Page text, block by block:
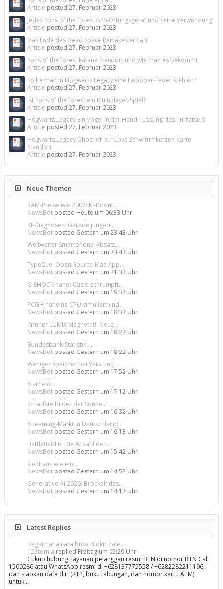
Article posted 27. Februar 2023
Jedes Sons of the forest GPS-Ortungsgerät und seine Verwendung
Article posted 27. Februar 2023
Das Ende des Dead Space Remakes erklärt
Article posted 27. Februar 2023
Sons of the forest katana Standort und wie man es bekommt
Article posted 27. Februar 2023
Sollte man in Hogwarts Legacy eine Fwooper-Feder stehlen?
Article posted 27. Februar 2023
Ist Sons of the forest ein Multiplayer-Spiel?
Article posted 27. Februar 2023
Hogwarts Legacy Ein Vogel in der Hand - Lösung des Türrätsels
Article posted 27. Februar 2023
Hogwarts Legacy Ghost of our Love Schwimmkerzen Karte
Standort
Article posted 27. Februar 2023
Neue Themen
RAM-Preise wie 2007: KI-Boom...
NewsBot posted Heute um 06:33 Uhr
KI-Diagnosen: Gerade jüngere...
NewsBot posted Gestern um 23:43 Uhr
Weltweiter Smartphone-Absatz...
NewsBot posted Gestern um 23:43 Uhr
TypeCue: Open-Source-Mac-App...
NewsBot posted Gestern um 21:33 Uhr
G-SHOCK nano: Casio schrumpft...
NewsBot posted Gestern um 19:32 Uhr
PCGH hat eine CPU simuliert und...
NewsBot posted Gestern um 18:32 Uhr
Krinner LUMIX Magnet-it!: Neue...
NewsBot posted Gestern um 18:22 Uhr
Bundesbank-Statistik:...
NewsBot posted Gestern um 18:22 Uhr
Weniger Speicher bei Vera und...
NewsBot posted Gestern um 17:52 Uhr
Starfield:...
NewsBot posted Gestern um 17:12 Uhr
Schärfste Bilder der Sonne...
NewsBot posted Gestern um 16:32 Uhr
Streaming-Markt in Deutschland:...
NewsBot posted Gestern um 16:13 Uhr
Battlefield 6: Die Anzahl der...
NewsBot posted Gestern um 15:42 Uhr
Sieht aus wie ein...
NewsBot posted Gestern um 14:52 Uhr
Generative AI 2026: Bröckelndes...
NewsBot posted Gestern um 14:12 Uhr
Latest Replies
Bagaimana cara buka Blokir bale...
123tomla replied Freitag um 05:29 Uhr
Cukup hubungi layanan pelanggan resmi BTN di nomor BTN Call
1500286 atau WhatsApp resmi di +628137775558 / +6282282211196,
dan siapkan data diri (KTP, buku tabungan, dan nomor kartu ATM)
untuk…